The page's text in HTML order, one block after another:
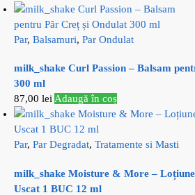
Par, Balsamuri, Par Ondulat
milk_shake Curl Passion – Balsam
300 ml
87,00 lei Adaugă în coș
Par, Par Degradat, Tratamente si Masti
milk_shake Moisture & More –
Uscat 1 BUC 12 ml